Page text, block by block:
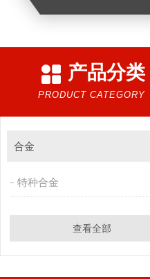
产品分类
PRODUCT CATEGORY
合金
特种合金
查看全部